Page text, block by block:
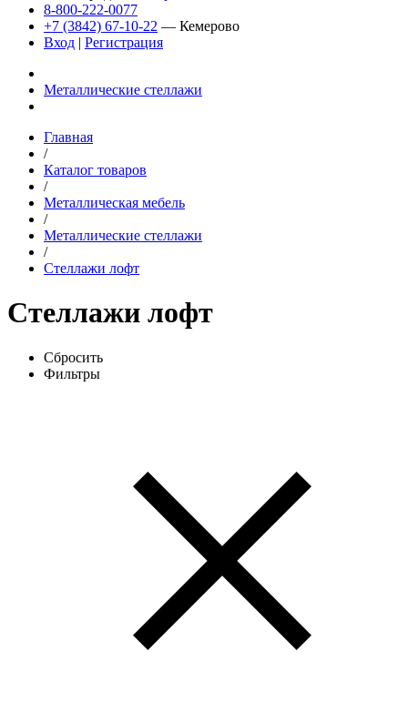
8-800-222-0077
+7 (3842) 67-10-22 — Кемерово
Вход | Регистрация
Металлические стеллажи
Главная
/
Каталог товаров
/
Металлическая мебель
/
Металлические стеллажи
/
Стеллажи лофт
Стеллажи лофт
Сбросить
Фильтры